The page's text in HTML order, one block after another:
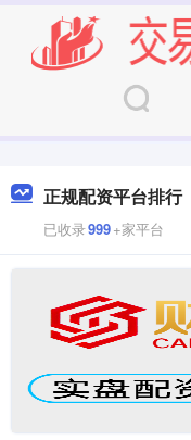
正规配资平台排行
已收录999+家平台